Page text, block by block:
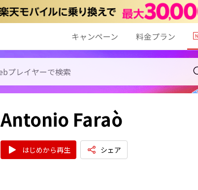
キャンペーン 料金プラン
Antonio Faraò
はじめから再生 シェア